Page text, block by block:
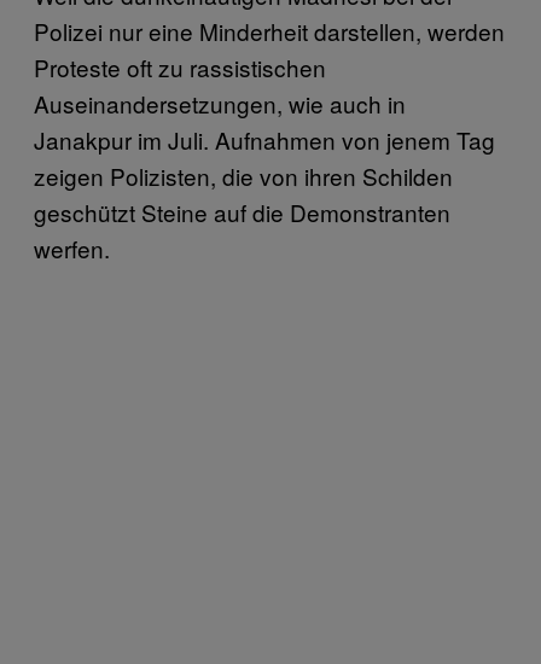
Polizei nur eine Minderheit darstellen, werden
Proteste oft zu rassistischen
Auseinandersetzungen, wie auch in
Janakpur im Juli. Aufnahmen von jenem Tag
zeigen Polizisten, die von ihren Schilden
geschützt Steine auf die Demonstranten
werfen.